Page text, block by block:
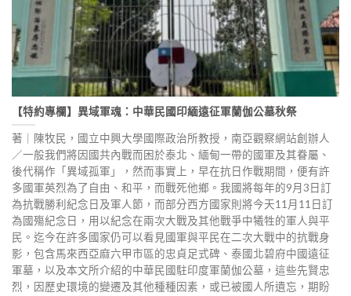
【特約專欄】異域軍魂：中華民國印緬遠征軍蘭伽公墓秋祭
著｜陳牧民，國立中興大學國際政治所教授，南亞觀察網站創辦人
／一般我們將因國共內戰而困於泰北、緬甸一帶的國軍及其眷屬、
後代稱作「異域孤軍」，然而事實上，早在抗日作戰期間，便有許
多國軍英烈為了自由、和平，而戰死他鄉。我國將每年的9月3日訂
為抗戰勝利紀念日及軍人節，而部分西方國家則將今天11月11日訂
為國殤紀念日，用以紀念在兩次大戰及其他戰爭中犧牲的軍人與平
民。迄今在許多國家仍可以看見國軍與平民在二次大戰中的抗戰身
影，包含馬來西亞麻六甲市區的忠貞足式碑、泰國北碧府中國遠征
軍墓，以及本文所介紹的中華民國駐印度軍蘭伽公墓，這些先賢忠
烈，因歷史環境的變遷及其他種種因素，或已被國人所遺忘，期盼